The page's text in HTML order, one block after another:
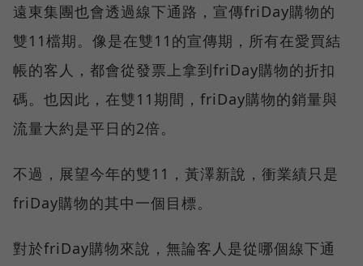
遠東集團也會透過線下通路，宣傳friDay購物的
雙11檔期。像是在雙11的宣傳期，所有在愛買結
帳的客人，都會從發票上拿到friDay購物的折扣
碼。也因此，在雙11期間，friDay購物的銷量與
流量大約是平日的2倍。
不過，展望今年的雙11，黃澤新說，衝業績只是
friDay購物的其中一個目標。
對於friDay購物來說，無論客人是從哪個線下通